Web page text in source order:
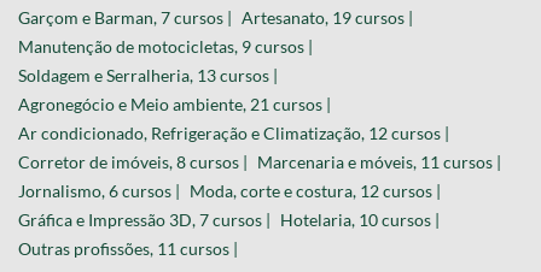
Garçom e Barman, 7 cursos | Artesanato, 19 cursos |
Manutenção de motocicletas, 9 cursos |
Soldagem e Serralheria, 13 cursos |
Agronegócio e Meio ambiente, 21 cursos |
Ar condicionado, Refrigeração e Climatização, 12 cursos |
Corretor de imóveis, 8 cursos | Marcenaria e móveis, 11 cursos |
Jornalismo, 6 cursos | Moda, corte e costura, 12 cursos |
Gráfica e Impressão 3D, 7 cursos | Hotelaria, 10 cursos |
Outras profissões, 11 cursos |